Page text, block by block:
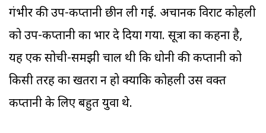
गंभीर की उप-कप्तानी छीन ली गई. अचानक विराट कोहली
को उप-कप्तानी का भार दे दिया गया. सूत्रों का कहना है,
यह एक सोची-समझी चाल थी कि धोनी की कप्तानी को
किसी तरह का खतरा न हो क्योंकि कोहली उस वक्त
कप्तानी के लिए बहुत युवा थे.